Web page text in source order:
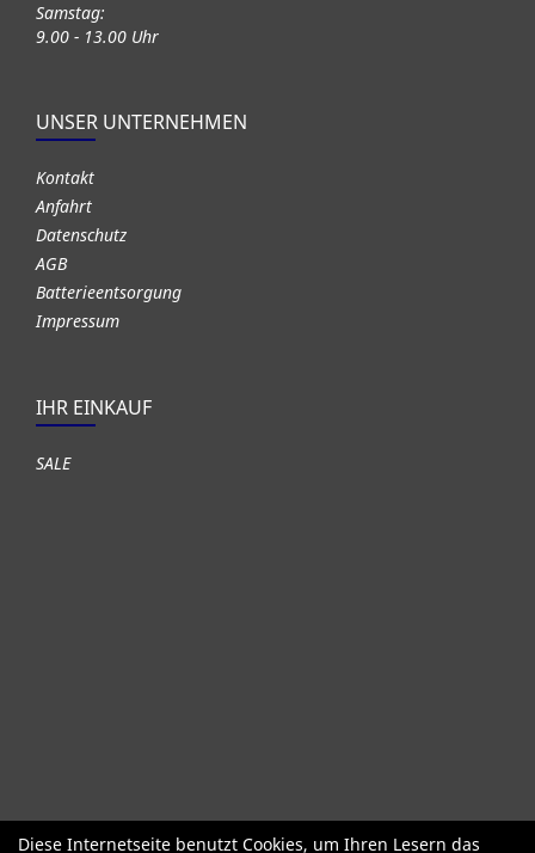
Samstag:
9.00 - 13.00 Uhr
UNSER UNTERNEHMEN
Kontakt
Anfahrt
Datenschutz
AGB
Batterieentsorgung
Impressum
IHR EINKAUF
SALE
Diese Internetseite benutzt Cookies, um Ihren Lesern das